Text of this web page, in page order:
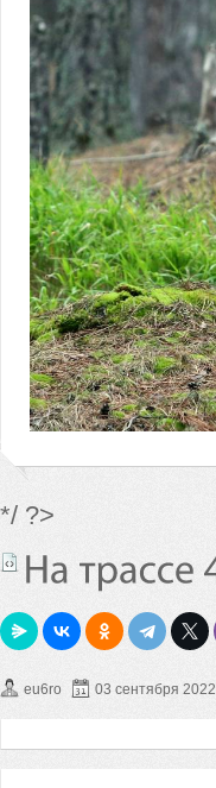
*/ ?>
eu6ro 03 сентября 2022